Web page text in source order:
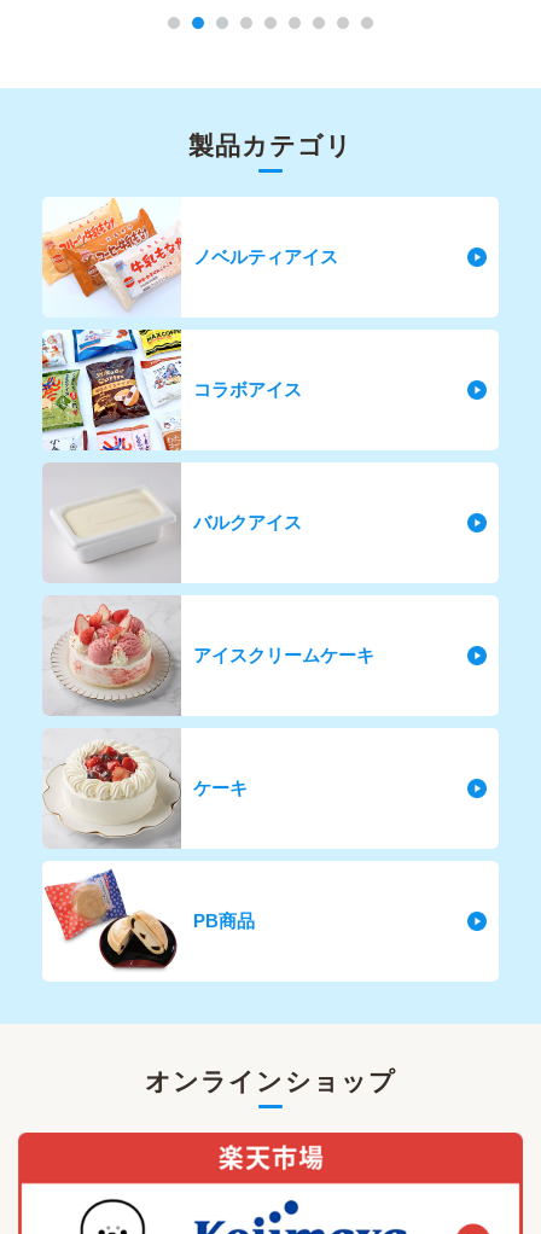
1 2 3 4 5 6 7 8
製品カテゴリ
ノベルティアイス
コラボアイス
バルクアイス
アイスクリームケーキ
ケーキ
PB商品
オンラインショップ